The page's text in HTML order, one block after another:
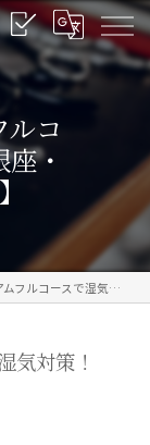
コ
・
気対策！【銀座・美容室WISTERIA】
気対策！